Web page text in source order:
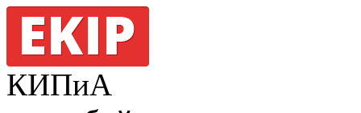
КИПиА